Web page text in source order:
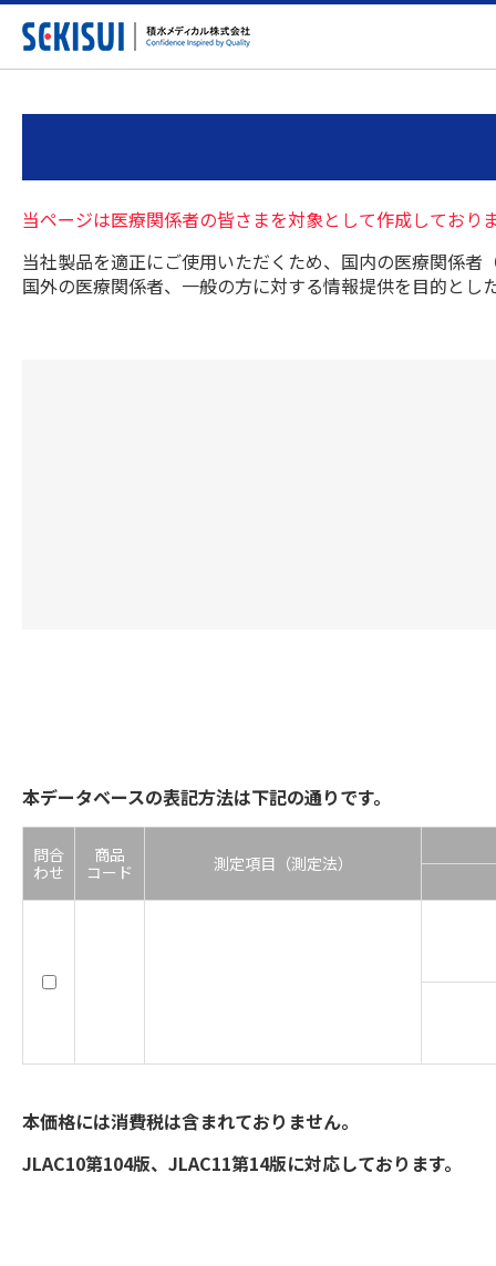
当ページは医療関係者の皆さまを対象として作成しており
当社製品を適正にご使用いただくため、国内の医療関係
国外の医療関係者、一般の方に対する情報提供を目的と
本データベースの表記方法は下記の通りです。
問合
わせ
商品
コード
測定項目（測定法）
本価格には消費税は含まれておりません。
JLAC10第104版、JLAC11第14版に対応しております。